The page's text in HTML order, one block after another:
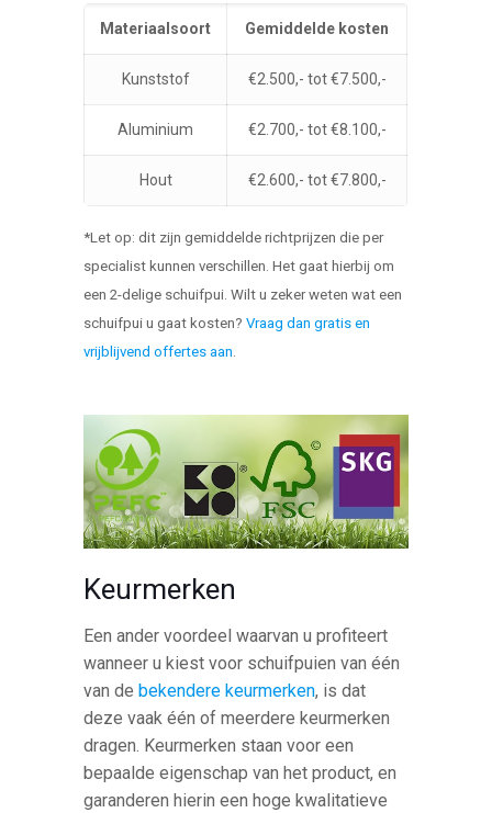
Materiaalsoort Gemiddelde kosten
Kunststof €2.500,- tot €7.500,-
Aluminium €2.700,- tot €8.100,-
Hout €2.600,- tot €7.800,-
*Let op: dit zijn gemiddelde richtprijzen die per
specialist kunnen verschillen. Het gaat hierbij om
een 2-delige schuifpui. Wilt u zeker weten wat een
schuifpui u gaat kosten?Vraag dan gratis en
vrijblijvend offertes aan
Keurmerken
Een ander voordeel waarvan u profiteert
wanneer u kiest voor schuifpuien van één
van debekendere keurmerken, is dat
deze vaak één of meerdere keurmerken
dragen. Keurmerken staan voor een
bepaalde eigenschap van het product, en
garanderen hierin een hoge kwalitatieve